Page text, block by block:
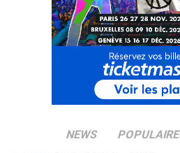
LES ALBUMS DE LA FOUINE
AMAZON
BOOBA LA
NEWS